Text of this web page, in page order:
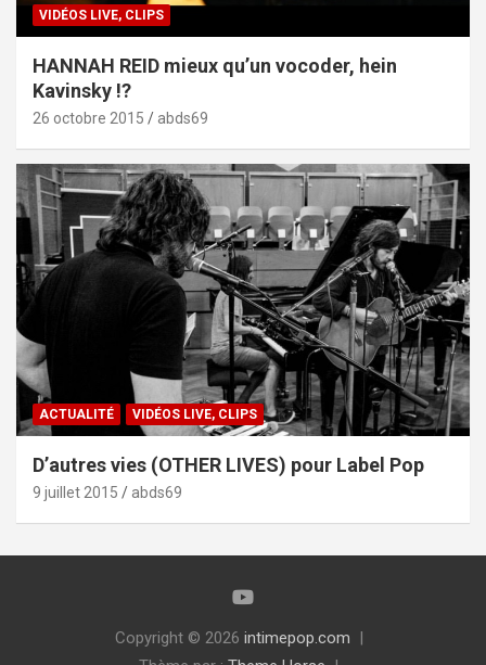
VIDÉOS LIVE, CLIPS
HANNAH REID mieux qu’un vocoder, hein
Kavinsky !?
26 octobre 2015 abds69
ACTUALITÉ VIDÉOS LIVE, CLIPS
D’autres vies (OTHER LIVES) pour Label Pop
9 juillet 2015 abds69
Copyright © 2026 intimepop.com